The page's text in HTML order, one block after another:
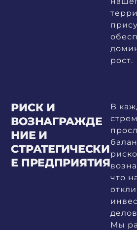
рост.
РИСК И
ВОЗНАГРАЖДЕ
НИЕ И
СТРАТЕГИЧЕСКИ
Е ПРЕДПРИЯТИЯ
В
что
Мы